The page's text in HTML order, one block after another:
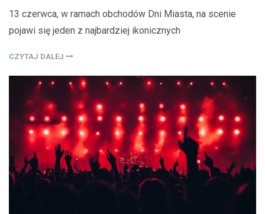
13 czerwca, w ramach obchodów Dni Miasta, na scenie
pojawi się jeden z najbardziej ikonicznych
CZYTAJ DALEJ